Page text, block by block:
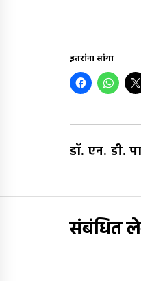
इतरांना सांगा
डॉ. एन. डी.
संबंधित